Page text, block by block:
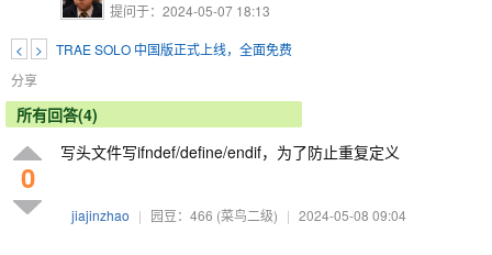
提问于：2024-05-07 18:13
< >
TRAE SOLO 中国版正式上线，全面免费
分享
所有回答(4)
0
写头文件写ifndef/define/endif，为了防止重复定义
jiajinzhao | 园豆：466 (菜鸟二级) | 2024-05-08 09:04